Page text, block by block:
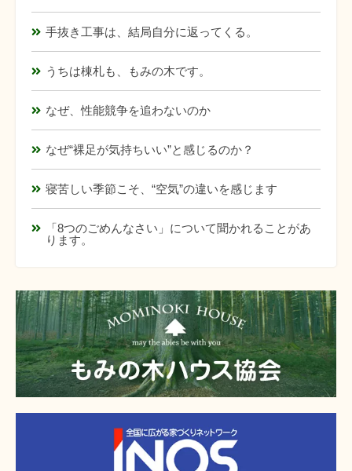
手抜き工事は、結局自分に返ってくる。
うちは棟札も、もみの木です。
なぜ、性能競争を追わないのか
なぜ“裸足が気持ちいい”と感じるのか？
寝苦しい季節こそ、“空気”の違いを感じます
「8つのごめんなさい」について聞かれることがあ
ります。